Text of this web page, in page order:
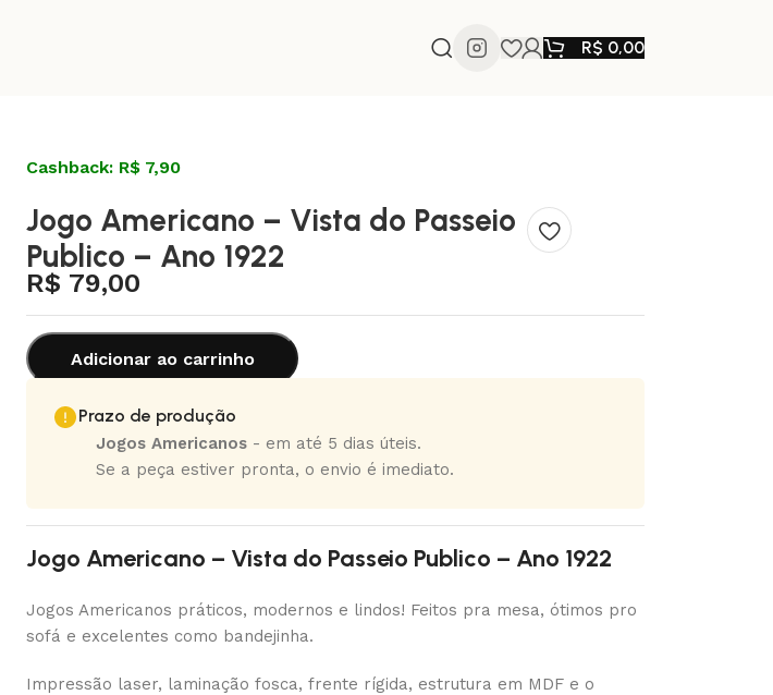
R$ 0,00
Cashback: R$ 7,90
Jogo Americano – Vista do Passeio
Publico – Ano 1922
R$ 79,00
Adicionar ao carrinho
Prazo de produção
Jogos Americanos - em até 5 dias úteis.
Se a peça estiver pronta, o envio é imediato.
Jogo Americano – Vista do Passeio Publico – Ano 1922
Jogos Americanos práticos, modernos e lindos! Feitos pra mesa, ótimos pro
sofá e excelentes como bandejinha.
Impressão laser, laminação fosca, frente rígida, estrutura em MDF e o